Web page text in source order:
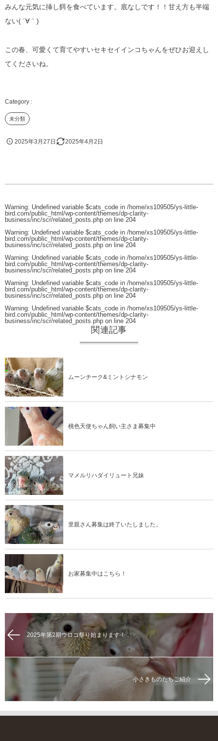
みんな元気に挿し餌を食べています。底なしです！！甘え方も半端
ない( ´∀｀)
この春、可愛くて育てやすいセキセイインコちゃんをぜひお迎えし
てくださいね。
未分類
2025年3月27日 2025年4月2日
Warning: Undefined variable $cats_code in /home/xs109505/ys-little-
bird.com/public_html/wp-content/themes/dp-clarity-
business/inc/scr/related_posts.php on line 204
Warning: Undefined variable $cats_code in /home/xs109505/ys-little-
bird.com/public_html/wp-content/themes/dp-clarity-
business/inc/scr/related_posts.php on line 204
Warning: Undefined variable $cats_code in /home/xs109505/ys-little-
bird.com/public_html/wp-content/themes/dp-clarity-
business/inc/scr/related_posts.php on line 204
Warning: Undefined variable $cats_code in /home/xs109505/ys-little-
bird.com/public_html/wp-content/themes/dp-clarity-
business/inc/scr/related_posts.php on line 204
Warning: Undefined variable $cats_code in /home/xs109505/ys-little-
bird.com/public_html/wp-content/themes/dp-clarity-
business/inc/scr/related_posts.php on line 204
関連記事
ムーンチーク&ミントシナモン
桃色天使ちゃん飼い主さま募集中
マメルリハダイリュート兄妹
里親さん募集は終了いたしました。
お家募集中はこちら！
2025年第2期ウロコ祭り始まります！
小さきものたちご紹介